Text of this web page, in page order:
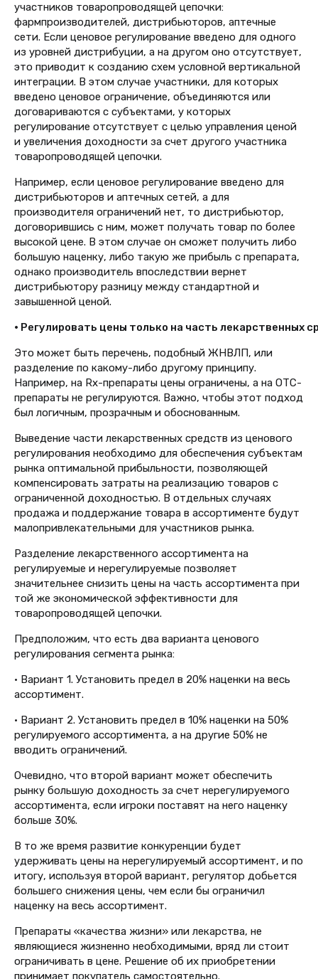
участников товаропроводящей цепочки:
фармпроизводителей, дистрибьюторов, аптечные
сети. Если ценовое регулирование введено для одного
из уровней дистрибуции, а на другом оно отсутствует,
это приводит к созданию схем условной вертикальной
интеграции. В этом случае участники, для которых
введено ценовое ограничение, объединяются или
договариваются с субъектами, у которых
регулирование отсутствует с целью управления ценой
и увеличения доходности за счет другого участника
товаропроводящей цепочки.
Например, если ценовое регулирование введено для
дистрибьюторов и аптечных сетей, а для
производителя ограничений нет, то дистрибьютор,
договорившись с ним, может получать товар по более
высокой цене. В этом случае он сможет получить либо
большую наценку, либо такую же прибыль с препарата,
однако производитель впоследствии вернет
дистрибьютору разницу между стандартной и
завышенной ценой.
• Регулировать цены только на часть лекарственных
Это может быть перечень, подобный ЖНВЛП, или
разделение по какому-либо другому принципу.
Например, на Rx-препараты цены ограничены, а на OTC-
препараты не регулируются. Важно, чтобы этот подход
был логичным, прозрачным и обоснованным.
Выведение части лекарственных средств из ценового
регулирования необходимо для обеспечения субъектам
рынка оптимальной прибыльности, позволяющей
компенсировать затраты на реализацию товаров с
ограниченной доходностью. В отдельных случаях
продажа и поддержание товара в ассортименте будут
малопривлекательными для участников рынка.
Разделение лекарственного ассортимента на
регулируемые и нерегулируемые позволяет
значительнее снизить цены на часть ассортимента при
той же экономической эффективности для
товаропроводящей цепочки.
Предположим, что есть два варианта ценового
регулирования сегмента рынка:
• Вариант 1. Установить предел в 20% наценки на весь
ассортимент.
• Вариант 2. Установить предел в 10% наценки на 50%
регулируемого ассортимента, а на другие 50% не
вводить ограничений.
Очевидно, что второй вариант может обеспечить
рынку большую доходность за счет нерегулируемого
ассортимента, если игроки поставят на него наценку
больше 30%.
В то же время развитие конкуренции будет
удерживать цены на нерегулируемый ассортимент, и по
итогу, используя второй вариант, регулятор добьется
большего снижения цены, чем если бы ограничил
наценку на весь ассортимент.
Препараты «качества жизни» или лекарства, не
являющиеся жизненно необходимыми, вряд ли стоит
ограничивать в цене. Решение об их приобретении
принимает покупатель самостоятельно.